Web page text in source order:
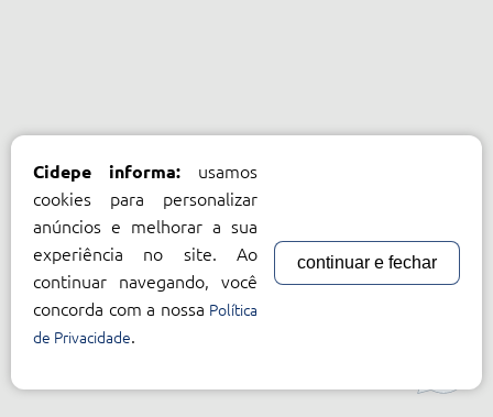
Cidepe informa: usamos
cookies para personalizar
anúncios e melhorar a sua
experiência no site. Ao
continuar navegando, você
concorda com a nossa Política
de Privacidade.
continuar e fechar